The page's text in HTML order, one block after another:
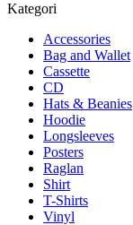
Kategori
Accessories
Bag and Wallet
Cassette
CD
Hats & Beanies
Hoodie
Longsleeves
Posters
Raglan
Shirt
T-Shirts
Vinyl